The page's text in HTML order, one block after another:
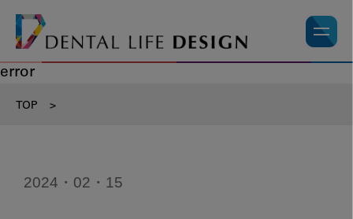
error
TOP >
2024・02・15